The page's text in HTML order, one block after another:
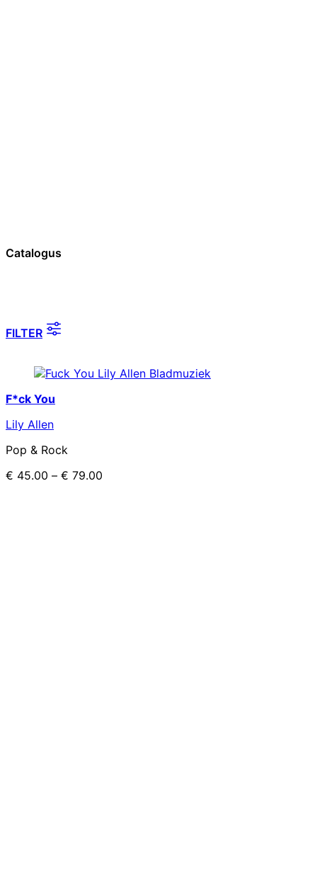
Catalogus
FILTER
F*ck You
Lily Allen
Pop & Rock
€ 45.00 – € 79.00